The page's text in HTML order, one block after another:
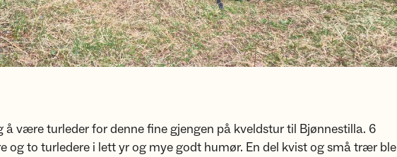
å være turleder for denne fine gjengen på kveldstur til Bjønnestilla. 6
og to turledere i lett yr og mye godt humør. En del kvist og små trær ble